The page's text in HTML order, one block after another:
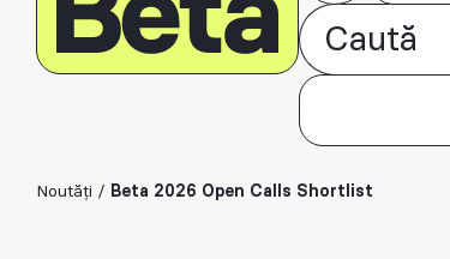
Noutăți / Beta 2026 Open Calls Shortlist